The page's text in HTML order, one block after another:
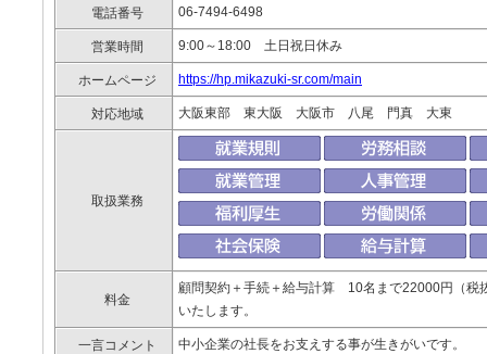
電話番号 06-7494-6498
営業時間 9:00～18:00 土日祝日休み
ホームページ https://hp.mikazuki-sr.com/main
対応地域 大阪東部 東大阪 大阪市 八尾 門真 大東
取扱業務
料金
顧問契約＋手続＋給与計算 10名まで22000円（
いたします。
一言コメント 中小企業の社長をお支えする事が生きがいです。